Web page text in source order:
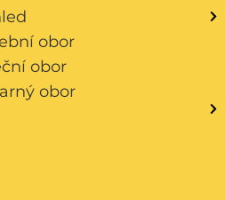
obor
obor
obor